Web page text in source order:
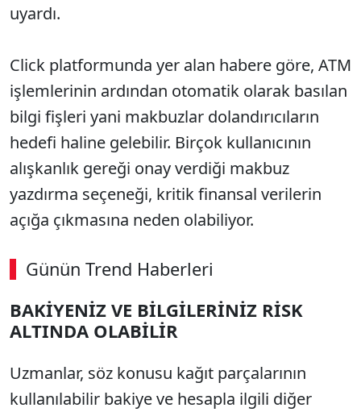
uyardı.
Click platformunda yer alan habere göre, ATM
işlemlerinin ardından otomatik olarak basılan
bilgi fişleri yani makbuzlar dolandırıcıların
hedefi haline gelebilir. Birçok kullanıcının
alışkanlık gereği onay verdiği makbuz
yazdırma seçeneği, kritik finansal verilerin
açığa çıkmasına neden olabiliyor.
Günün Trend Haberleri
00:02 / 09:15
Sesi Aç
BAKİYENİZ VE BİLGİLERİNİZ RİSK
ALTINDA OLABİLİR
Uzmanlar, söz konusu kağıt parçalarının
kullanılabilir bakiye ve hesapla ilgili diğer